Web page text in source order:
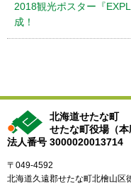
2018観光ポスター『
成！
北海道せたな町
せたな町役場（本
法人番号 3000020013714
〒049-4592
北海道久遠郡せたな町北檜山区